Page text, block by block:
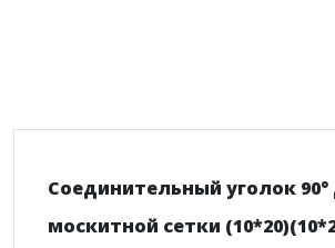
Соединительный уголок
москитной сетки